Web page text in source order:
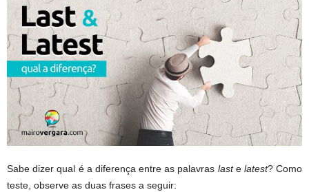
Sabe dizer qual é a diferença entre as palavras laste latest? Como
teste, observe as duas frases a seguir: